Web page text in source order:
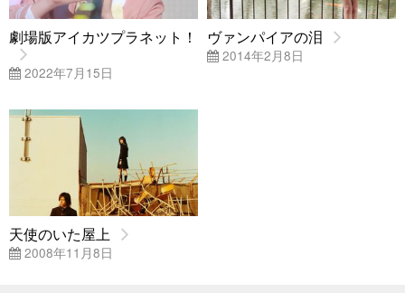
劇場版アイカツプラネット！
2022年7月15日
ヴァンパイアの泪
2014年2月8日
天使のいた屋上
2008年11月8日